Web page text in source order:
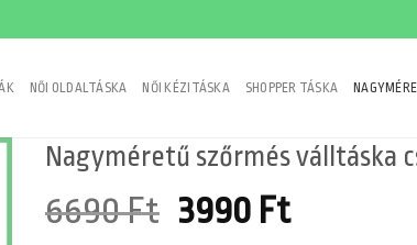
NŐI OLDALTÁSKA NŐI KÉZITÁSKA SHOPPER TÁSKA
Nagyméretű szőrmés válltáska
6690Ft Original
3990 FtCurrent